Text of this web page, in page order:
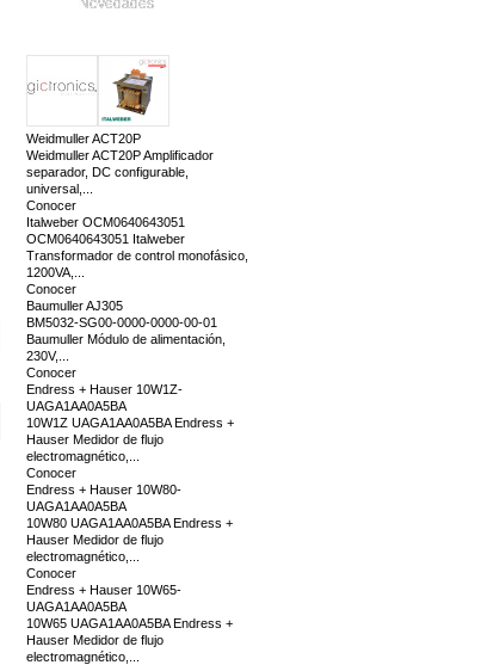
Novedades
Weidmuller ACT20P
Weidmuller ACT20P Amplificador
separador, DC configurable,
universal,...
Conocer
Italweber OCM0640643051
OCM0640643051 Italweber
Transformador de control monofásico,
1200VA,...
Conocer
Baumuller AJ305
BM5032-SG00-0000-0000-00-01
Baumuller Módulo de alimentación,
230V,...
Conocer
Endress + Hauser 10W1Z-
UAGA1AA0A5BA
10W1Z UAGA1AA0A5BA Endress +
Hauser Medidor de flujo
electromagnético,...
Conocer
Endress + Hauser 10W80-
UAGA1AA0A5BA
10W80 UAGA1AA0A5BA Endress +
Hauser Medidor de flujo
electromagnético,...
Conocer
Endress + Hauser 10W65-
UAGA1AA0A5BA
10W65 UAGA1AA0A5BA Endress +
Hauser Medidor de flujo
electromagnético,...